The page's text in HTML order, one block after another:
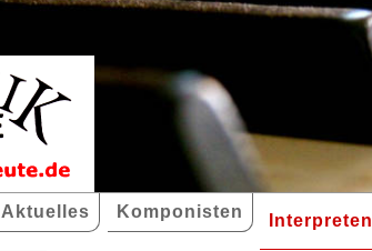
Aktuelles Komponisten Interpreten